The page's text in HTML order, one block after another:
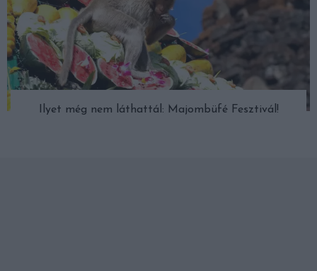
Ilyet még nem láthattál: Majombüfé Fesztivál!